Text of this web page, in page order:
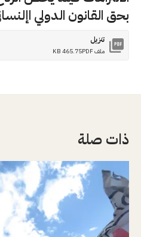
بحق القانون الدولي
تنزيل
ملف PDF 465.75 KB
ذات صلة